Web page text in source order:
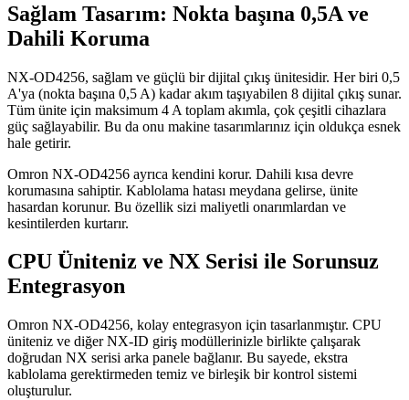
Sağlam Tasarım: Nokta başına 0,5A ve
Dahili Koruma
NX-OD4256, sağlam ve güçlü bir dijital çıkış ünitesidir. Her biri 0,5
A'ya (nokta başına 0,5 A) kadar akım taşıyabilen 8 dijital çıkış sunar.
Tüm ünite için maksimum 4 A toplam akımla, çok çeşitli cihazlara
güç sağlayabilir. Bu da onu makine tasarımlarınız için oldukça esnek
hale getirir.
Omron NX-OD4256 ayrıca kendini korur. Dahili kısa devre
korumasına sahiptir. Kablolama hatası meydana gelirse, ünite
hasardan korunur. Bu özellik sizi maliyetli onarımlardan ve
kesintilerden kurtarır.
CPU Üniteniz ve NX Serisi ile Sorunsuz
Entegrasyon
Omron NX-OD4256, kolay entegrasyon için tasarlanmıştır. CPU
üniteniz ve diğer NX-ID giriş modüllerinizle birlikte çalışarak
doğrudan NX serisi arka panele bağlanır. Bu sayede, ekstra
kablolama gerektirmeden temiz ve birleşik bir kontrol sistemi
oluşturulur.